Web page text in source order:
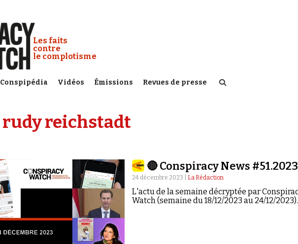
Conspiracy Watch :
Les faits
contre
le complotisme
Conspipédia Vidéos Émissions Revues de presse
rudy reichstadt
🔴 Conspiracy News #51.2023
24 décembre 2023 | La Rédaction
L'actu de la semaine décryptée par
Watch (semaine du 18/12/2023 au 24/12/2023).